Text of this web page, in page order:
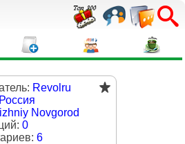
Revolru
Россия
Novgorod
0
6